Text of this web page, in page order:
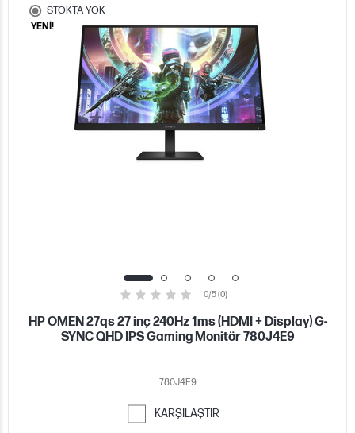
STOKTA YOK
YENİ!
0/5 (0)
HP OMEN 27qs 27 inç 240Hz 1ms (HDMI + Display) G-
SYNC QHD IPS Gaming Monitör 780J4E9
780J4E9
KARŞILAŞTIR